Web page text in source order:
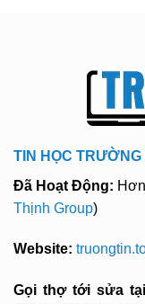
TIN HỌC TRƯỜNG
Đã Hoạt Động:
Thịnh Group)
Website:
Gọi thợ tới sửa